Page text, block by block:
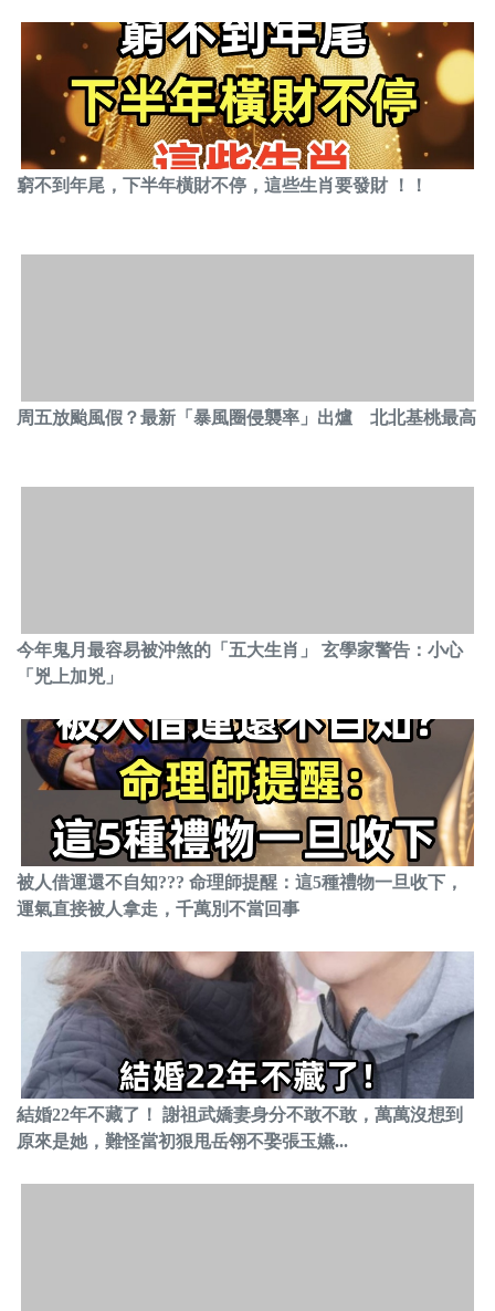
窮不到年尾，下半年橫財不停，這些生肖要發財 ！！
周五放颱風假？最新「暴風圈侵襲率」出爐 北北基桃最高
今年鬼月最容易被沖煞的「五大生肖」 玄學家警告：小心
「兇上加兇」
被人借運還不自知??? 命理師提醒：這5種禮物一旦收下，
運氣直接被人拿走，千萬別不當回事
結婚22年不藏了！ 謝祖武嬌妻身分不敢不敢，萬萬沒想到
原來是她，難怪當初狠甩岳翎不娶張玉嬿...